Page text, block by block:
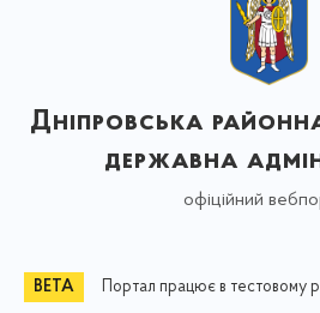
Дніпровська
державна
офіційний
Портал працює в тестовому